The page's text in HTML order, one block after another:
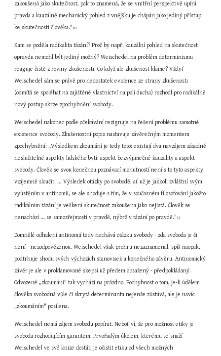
zakoušená jako skutečnost, pak to znamená, že se vnitřní perspektivě upírá
pravda a kauzálně mechanický pohled z vnějšku je chápán jako jediný přístup
ke skutečnosti člověka."10
Kam se poděla radikalita tázání? Proč by např. kauzální pohled na skutečnost
opravdu nemohl být jediný možný? Weischedel na problém determinismu
reaguje čistě z roviny zkušenosti. Co když ale zkušenost klame? Vždyť
Weischedel sám se právě pro nedostatek evidence ze strany zkušenosti
(odmítá se spoléhat na zajištěné vlastnictví na poli ducha) rozhodl pro radikálně
nový postup skrze zpochybnění svobody.
Weischedel nakonec podle očekávání rezignuje na řešení problému samotné
existence svobody. Zkušenostní popis nastavuje závěrečným momentem
zpochybnění: „Výsledkem zkoumání je tedy toto: existují dva navzájem zásadně
neslučitelné aspekty lidského bytí: aspekt bezvýjimečné kauzality a aspekt
svobody. Člověk se svou konečnou poznávací mohutností není s to tyto aspekty
vzájemně sloučit. ... Výsledek otázky po svobodě, ať už je jakkoli zvláštní svým
vyústěním v antinomii, se ale shoduje s tím, že v současném filosofování jakožto
radikálním tázání je veškerá skutečnost zakoušena jako nejistá. Člověk se
nenachází ... se samozřejmostí v pravdě, nýbrž v tázání po pravdě."11
Domnělé odhalení antinomií tedy nechává otázku svobody - zda svoboda je či
není - nezodpovězenou. Weischedel však prohru nezaznamenal, spíš naopak,
podtrhuje shodu svých výchozích stanovisek a konečného závěru. Antinomický
závěr je ale v proklamované skepsi už předem obsažený - předpokládaný.
Odvozené „zkoumání" tak vychází na prázdno. Pochybnost o tom, je-li údělem
člověka svobodná vůle či skrytá determinanta nejenže zůstává, ale je navíc
„zkoumáním" posílena.
Weischedel nemá zájem svobodu popírat. Neboť ví, že pro možnost etiky je
svoboda rozhodujícím garantem. Prvořadým úkolem, kterému se snaží
Weischedel ve své knize dostát, je očistit etiku od všech možných